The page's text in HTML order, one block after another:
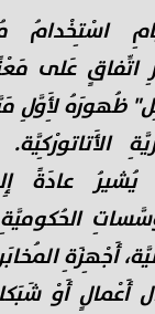
اسْتِخْدامُ
اتِّفاقٍ عَلى
ظُهورَهُ لِأَوَّلِ
يُشيرُ
أَجْهِزَةِ
أَعْمالٍ أَوْ